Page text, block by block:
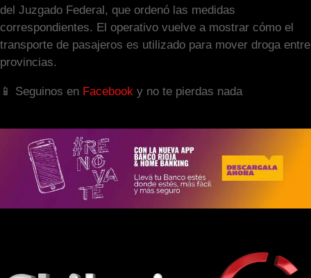
del Juzgado Federal, que ordenó las medidas
correspondientes. El operativo vuelve a mostrar cómo el
transporte de pasajeros es utilizado para mover droga entre
provincias.
📱 Seguinos en Facebook y no te pierdas nada